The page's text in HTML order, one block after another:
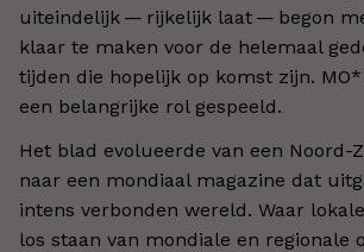
uiteindelijk — rijkelijk laat — begon
klaar te maken voor de helemaal
tijden die hopelijk op komst zijn.
een belangrijke rol gespeeld.
Het blad evolueerde van een Noord-
naar een mondiaal magazine dat
intens verbonden wereld. Waar
los staan van mondiale en regionale